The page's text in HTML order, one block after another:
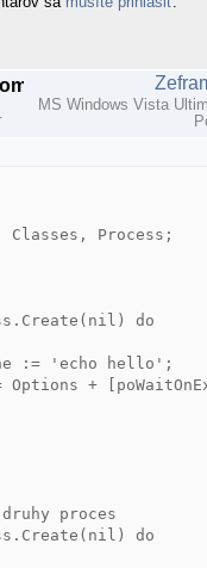
line
MS Windows Vista
Process;
do
:= 'echo hello';
Options +
proces
do